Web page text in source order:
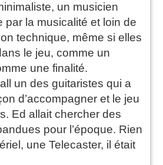
un musicien
par la musicalité et loin de
technique, même si elles
le jeu, comme un
une finalité.
un des guitaristes qui a
d’accompagner et le jeu
Ed allait chercher des
pour l’époque. Rien
une Telecaster, il était